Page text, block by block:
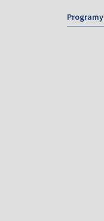
Programy